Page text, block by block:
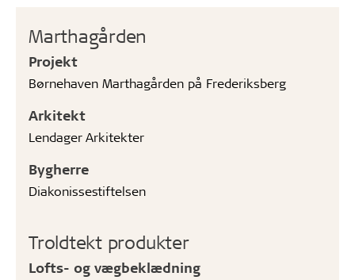
Marthagården
Projekt
Børnehaven Marthagården på Frederiksberg
Arkitekt
Lendager Arkitekter
Bygherre
Diakonissestiftelsen
Troldtekt produkter
Lofts- og vægbeklædning